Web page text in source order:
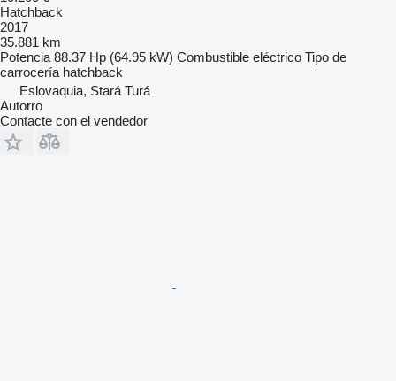
Hatchback
2017
35.881 km
Potencia 88.37 Hp (64.95 kW) Combustible eléctrico Tipo de
carrocería hatchback
Eslovaquia, Stará Turá
Autorro
Contacte con el vendedor